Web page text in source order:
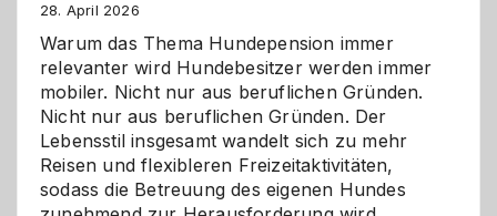
28. April 2026
Warum das Thema Hundepension immer
relevanter wird Hundebesitzer werden immer
mobiler. Nicht nur aus beruflichen Gründen.
Nicht nur aus beruflichen Gründen. Der
Lebensstil insgesamt wandelt sich zu mehr
Reisen und flexibleren Freizeitaktivitäten,
sodass die Betreuung des eigenen Hundes